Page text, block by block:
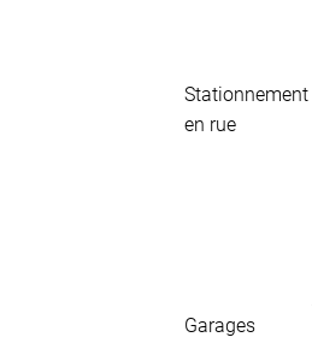
Stationnement
en rue
Garages